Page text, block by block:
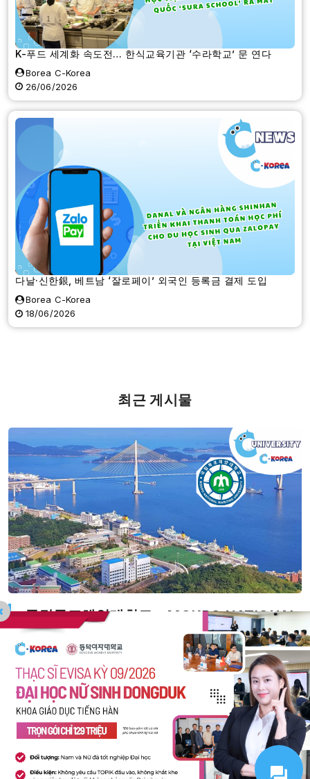
K-푸드 세계화 속도전… 한식교육기관 ‘수라학교’ 문 연다
Borea C-Korea
26/06/2026
다날·신한銀, 베트남 ‘잘로페이’ 외국인 등록금 결제 도입
Borea C-Korea
18/06/2026
최근 게시물
국립목포해양대학교 – MOKPO NATIONAL
MARITIME UNIVERSITY
목포해양대학교(MMU)는 1950년에 설립되어 해상 운송 산업에 우
수한 선박 기관사와 해양 기술자를 배출해 왔습니다. 80~90년대에
는 물류, 조선, 정보기술 등 해양 관련 여러 분야에서 국가의 인재를
양성하였습니다.…
더 읽어보기